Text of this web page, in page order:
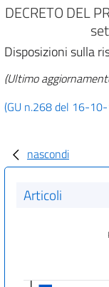
DECRETO DEL
Disposizioni sulla
(Ultimo
(GU n.268 del 16-
nascondi
Articoli